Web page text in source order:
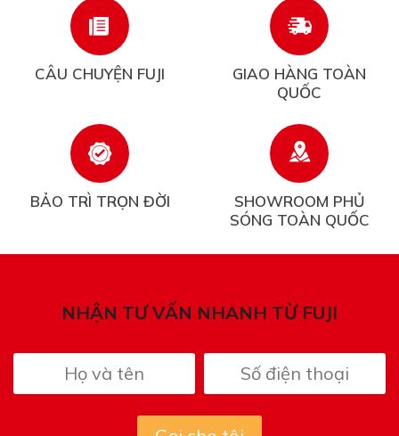
CÂU CHUYỆN FUJI
GIAO HÀNG TOÀN
QUỐC
BẢO TRÌ TRỌN ĐỜI
SHOWROOM PHỦ
SÓNG TOÀN QUỐC
NHẬN TƯ VẤN NHANH TỪ FUJI